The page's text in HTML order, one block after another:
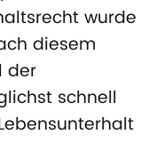
wurde
diesem
der
schnell